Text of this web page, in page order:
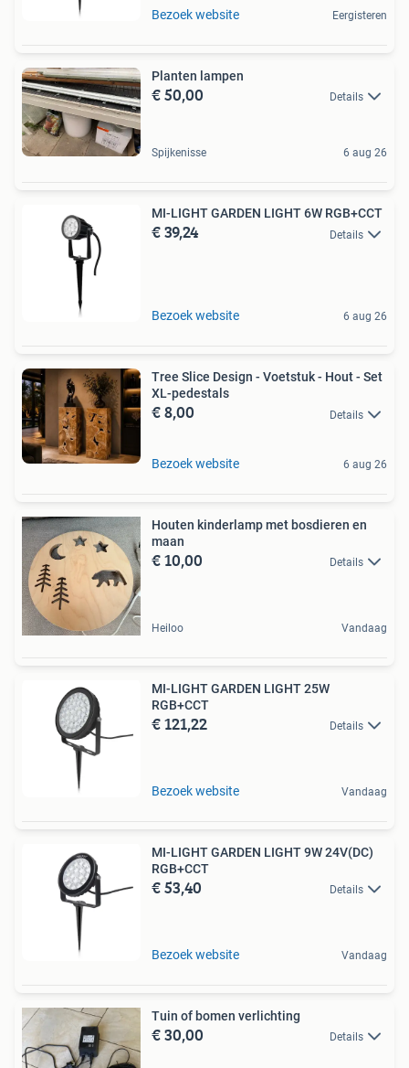
Bezoek website Eergisteren
Planten lampen
€ 50,00 Details
Spijkenisse 6 aug 26
MI-LIGHT GARDEN LIGHT 6W RGB+CCT
€ 39,24 Details
Bezoek website 6 aug 26
Tree Slice Design - Voetstuk - Hout - Set
XL-pedestals
€ 8,00 Details
Bezoek website 6 aug 26
Houten kinderlamp met bosdieren en
maan
€ 10,00 Details
Heiloo Vandaag
MI-LIGHT GARDEN LIGHT 25W
RGB+CCT
€ 121,22 Details
Bezoek website Vandaag
MI-LIGHT GARDEN LIGHT 9W 24V(DC)
RGB+CCT
€ 53,40 Details
Bezoek website Vandaag
Tuin of bomen verlichting
€ 30,00 Details